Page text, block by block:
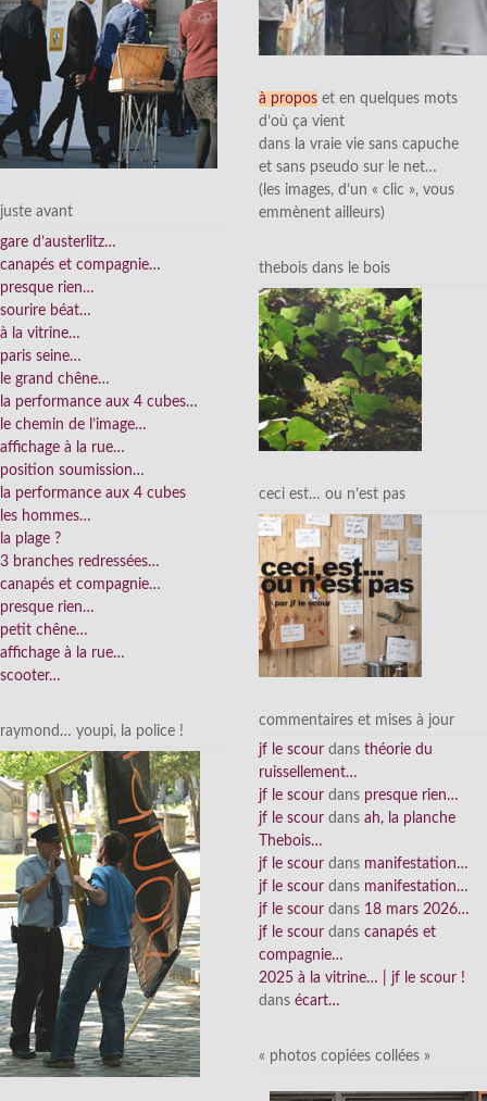
juste avant
gare d’austerlitz…
canapés et compagnie…
presque rien…
sourire béat…
à la vitrine…
paris seine…
le grand chêne…
la performance aux 4 cubes…
le chemin de l’image…
affichage à la rue…
position soumission…
la performance aux 4 cubes
les hommes…
la plage ?
3 branches redressées…
canapés et compagnie…
presque rien…
petit chêne…
affichage à la rue…
scooter…
raymond… youpi, la police !
à propos et en quelques mots
d’où ça vient
dans la vraie vie sans capuche
et sans pseudo sur le net…
(les images, d’un « clic », vous
emmènent ailleurs)
thebois dans le bois
ceci est… ou n’est pas
commentaires et mises à jour
jf le scour dans théorie du
ruissellement…
jf le scour dans presque rien…
jf le scour dans ah, la planche
Thebois…
jf le scour dans manifestation…
jf le scour dans manifestation…
jf le scour dans 18 mars 2026…
jf le scour dans canapés et
compagnie…
2025 à la vitrine… | jf le scour !
dans écart…
« photos copiées collées »